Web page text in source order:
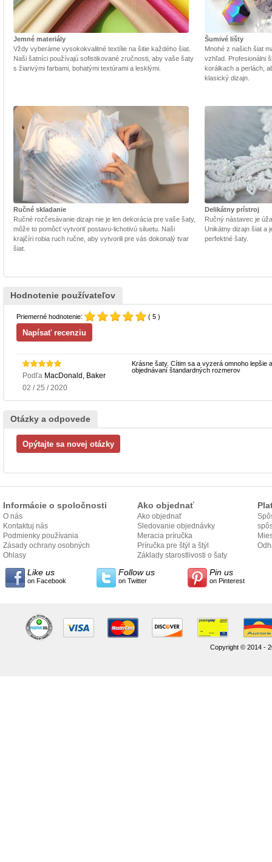
Jemné materiály
Vždy vyberáme vysokokvalitné textílie na šitie každého šiat.
Naši šatníci používajú sofistikované zručnosti, aby vaše šaty
s žiarivými farbami, bohatými textúrami a lesklými.
Šumivé lišty
Mnohé z našich šiat
vzhľad. Profesionálni
korálkach a perlách,
klasický dizajn.
Ručné skladanie
Ručné rozčesávanie dizajn nie je len dekorácia pre vaše šaty,
môže to pomôcť vytvoriť postavu-lichotivú siluetu. Naši
krajčíri robia ruch ručne, aby vytvorili pre vás dokonalý tvar
šiat.
Delikátny prístroj
Ručný nástavec je
Unikátny dizajn šiat a
perfektné šaty.
Hodnotenie používateľov
Priemerné hodnotenie: ( 5 )
Podľa MacDonald, Baker
02 / 25 / 2020
Krásne šaty. Cítim sa a vyzerá omnoho lepšie
objednávaní štandardných rozmerov
Otázky a odpovede
Informácie o spoločnosti
O nás
Kontaktuj nás
Podmienky používania
Zásady ochrany osobných
údajov
Ohlasy
Ako objednať
Ako objednať
Sledovanie objednávky
Meracia príručka
Príručka pre štýl a štýl
Základy starostlivosti o šaty
Like us
on Facebook
Follow us
on Twitter
Pin us
on Pinterest
Copyright © 2014 -